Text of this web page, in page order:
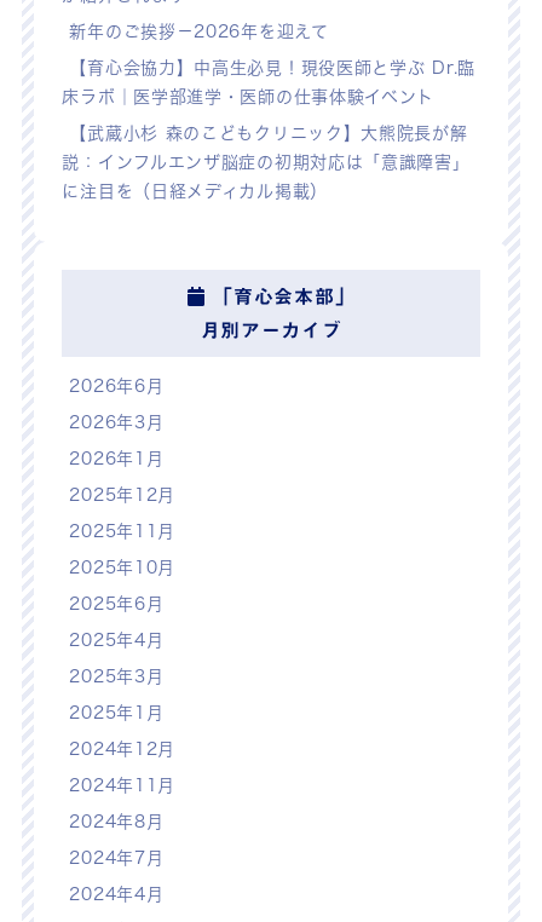
新年のご挨拶－2026年を迎えて
【育心会協力】中高生必見！現役医師と学ぶ Dr.臨
床ラボ｜医学部進学・医師の仕事体験イベント
【武蔵小杉 森のこどもクリニック】大熊院長が解
説：インフルエンザ脳症の初期対応は「意識障害」
に注目を（日経メディカル掲載）
「育心会本部」
月別アーカイブ
2026年6月
2026年3月
2026年1月
2025年12月
2025年11月
2025年10月
2025年6月
2025年4月
2025年3月
2025年1月
2024年12月
2024年11月
2024年8月
2024年7月
2024年4月